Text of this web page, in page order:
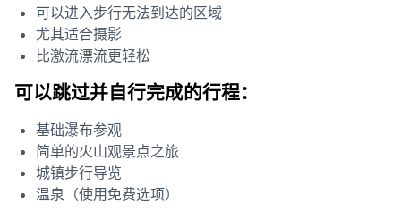
可以进入步行无法到达的区域
尤其适合摄影
比激流漂流更轻松
可以跳过并自行完成的行程：
基础瀑布参观
简单的火山观景点之旅
城镇步行导览
温泉（使用免费选项）